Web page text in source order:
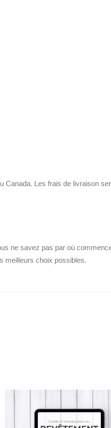
Canada. Les frais de livraison
ne savez pas par où
meilleurs choix possibles.